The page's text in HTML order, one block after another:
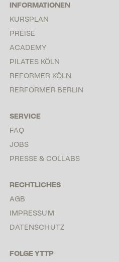
INFORMATIONEN
KURSPLAN
PREISE
ACADEMY
PILATES KÖLN
REFORMER KÖLN
RERFORMER BERLIN
SERVICE
FAQ
JOBS
PRESSE & COLLABS
RECHTLICHES
AGB
IMPRESSUM
DATENSCHUTZ
FOLGE YTTP